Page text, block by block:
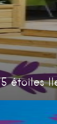
étoiles